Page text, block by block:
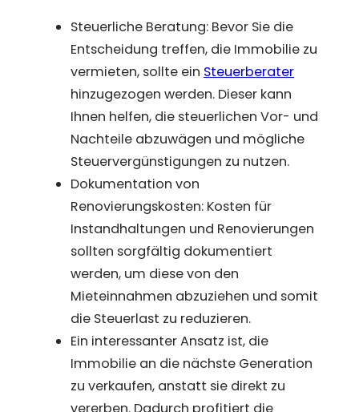
Steuerliche Beratung: Bevor Sie die
Entscheidung treffen, die Immobilie zu
vermieten, sollte ein Steuerberater
hinzugezogen werden. Dieser kann
Ihnen helfen, die steuerlichen Vor- und
Nachteile abzuwägen und mögliche
Steuervergünstigungen zu nutzen.
Dokumentation von
Renovierungskosten: Kosten für
Instandhaltungen und Renovierungen
sollten sorgfältig dokumentiert
werden, um diese von den
Mieteinnahmen abzuziehen und somit
die Steuerlast zu reduzieren.
Ein interessanter Ansatz ist, die
Immobilie an die nächste Generation
zu verkaufen, anstatt sie direkt zu
vererben. Dadurch profitiert die